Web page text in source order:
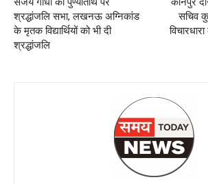
श्रद्धांजलि सभा, लखनऊ अग्निकांड
के मृतक विद्यार्थियों को भी दी
श्रद्धांजलि
सचिव